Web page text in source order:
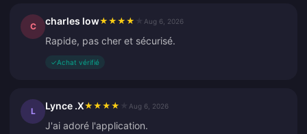
C charles low★ ★ ★ ★ Aug 6, 2026
Rapide, pas cher et sécurisé.
✓Achat vérifié
L Lynce .X★ ★ ★ ★ Aug 6, 2026
J'ai adoré l'application.